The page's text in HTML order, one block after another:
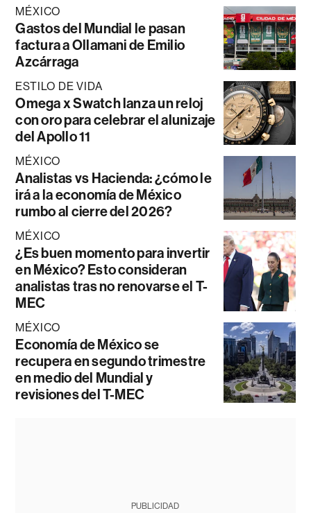
MÉXICO
Gastos del Mundial le pasan
factura a Ollamani de Emilio
Azcárraga
ESTILO DE VIDA
Omega x Swatch lanza un reloj
con oro para celebrar el alunizaje
del Apollo 11
MÉXICO
Analistas vs Hacienda: ¿cómo le
irá a la economía de México
rumbo al cierre del 2026?
MÉXICO
¿Es buen momento para invertir
en México? Esto consideran
analistas tras no renovarse el T-
MEC
MÉXICO
Economía de México se
recupera en segundo trimestre
en medio del Mundial y
revisiones del T-MEC
PUBLICIDAD